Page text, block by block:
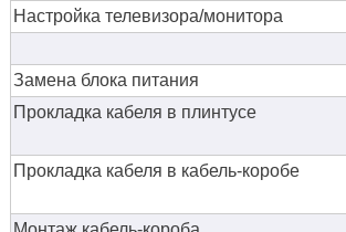
Настройка телевизора/монитора
Замена блока питания
Прокладка кабеля в плинтусе
Прокладка кабеля в кабель-коробе